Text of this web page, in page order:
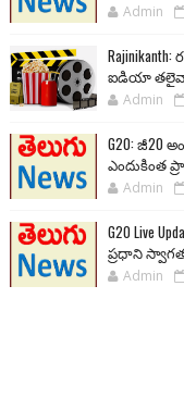
Admin
ఐడియా
Admin
G20: జీ20
ఎందుకింత
Admin
G20 Live
ప్రధాని
Admin